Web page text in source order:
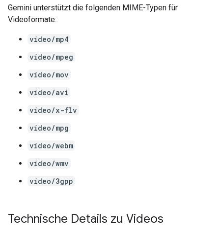
Gemini unterstützt die folgenden MIME-Typen für
Videoformate:
video/mp4
video/mpeg
video/mov
video/avi
video/x-flv
video/mpg
video/webm
video/wmv
video/3gpp
Technische Details zu Videos